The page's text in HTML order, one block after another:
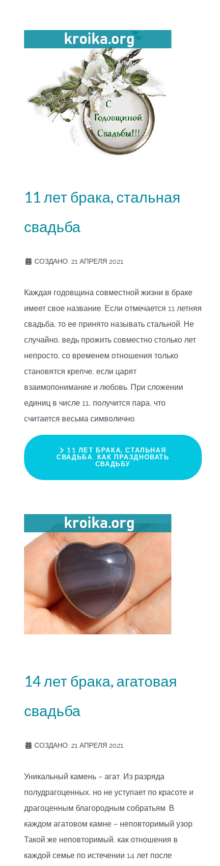
11 лет брака, стальная
свадьба
СОЗДАНО: 21 АПРЕЛЯ 2021
Каждая годовщина совместной жизни в браке
имеет свое название. Если отмечается 11 летняя
свадьба, то ее принято называть стальной. Не
случайно, ведь прожить совместно столько лет
непросто, со временем отношения только
становятся крепче, если царят
взаимопонимание и любовь. При сложении
единиц в числе 11, получится пара, что
считается весьма символично.
11 ЛЕТ БРАКА, СТАЛЬНАЯ
СВАДЬБА. КАК ПРАЗДНОВАТЬ
СВАДЬБУ
14 лет брака, агатовая
свадьба
СОЗДАНО: 21 АПРЕЛЯ 2021
Уникальный камень – агат. Из разряда
полудрагоценных, но не уступает по красоте и
драгоценным благородным собратьям. В
каждом агатовом камне – неповторимый узор.
Такой же неповторимый, как отношения в
каждой семье по истечении 14 лет после